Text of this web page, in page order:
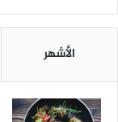
الأشهر